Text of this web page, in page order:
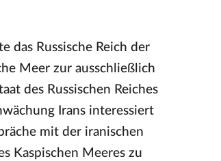
das Russische Reich der
Meer zur ausschließlich
des Russischen Reiches
Irans interessiert
mit der iranischen
Kaspischen Meeres zu